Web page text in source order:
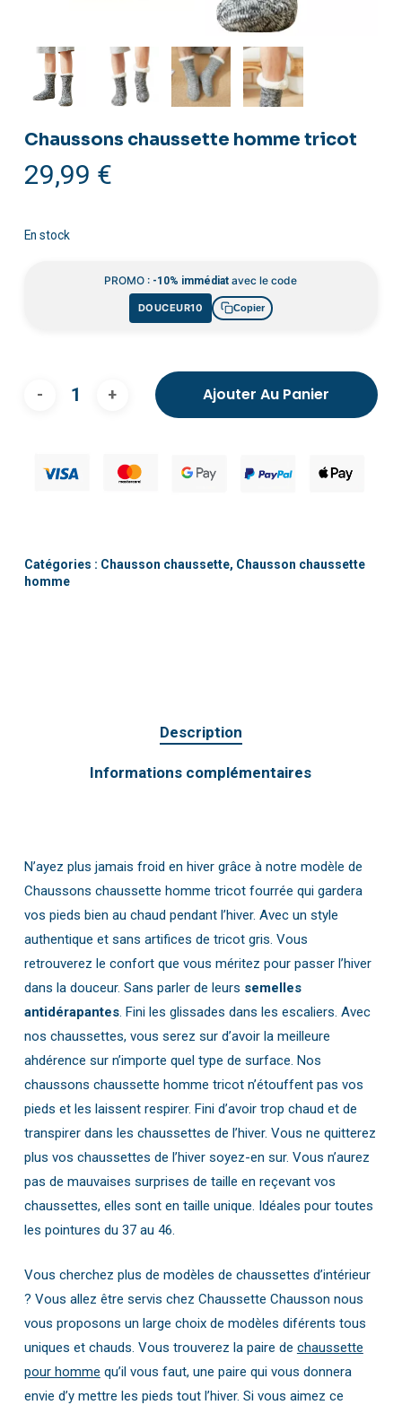
Chaussons chaussette homme tricot
29,99 €
En stock
PROMO : -10% immédiat avec le code
DOUCEUR10 Copier
Ajouter Au Panier
Catégories : Chausson chaussette, Chausson chaussette
homme
Description
Informations complémentaires
N’ayez plus jamais froid en hiver grâce à notre modèle de
Chaussons chaussette homme tricot fourrée qui gardera
vos pieds bien au chaud pendant l’hiver. Avec un style
authentique et sans artifices de tricot gris. Vous
retrouverez le confort que vous méritez pour passer l’hiver
dans la douceur. Sans parler de leurs semelles
antidérapantes. Fini les glissades dans les escaliers. Avec
nos chaussettes, vous serez sur d’avoir la meilleure
ahdérence sur n’importe quel type de surface. Nos
chaussons chaussette homme tricot n’étouffent pas vos
pieds et les laissent respirer. Fini d’avoir trop chaud et de
transpirer dans les chaussettes de l’hiver. Vous ne quitterez
plus vos chaussettes de l’hiver soyez-en sur. Vous n’aurez
pas de mauvaises surprises de taille en reçevant vos
chaussettes, elles sont en taille unique. Idéales pour toutes
les pointures du 37 au 46.
Vous cherchez plus de modèles de chaussettes d’intérieur
? Vous allez être servis chez Chaussette Chausson nous
vous proposons un large choix de modèles diférents tous
uniques et chauds. Vous trouverez la paire de chaussette
pour homme qu’il vous faut, une paire qui vous donnera
envie d’y mettre les pieds tout l’hiver. Si vous aimez ce